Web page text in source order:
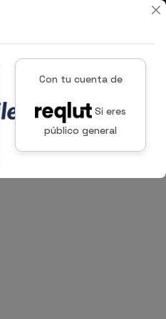
Con tu cuenta de
Si eres
público general